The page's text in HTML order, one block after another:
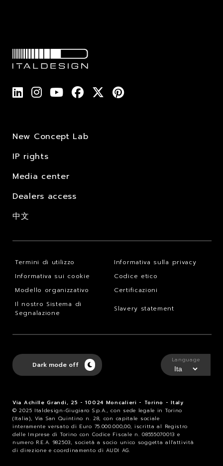
New Concept Lab
IP rights
Media center
Dealers access
中文
Termini di utilizzo
Informativa sulla privacy
Informativa sui cookie
Codice etico
Modello organizzativo
Certificazioni
Il nostro Sistema di
Segnalazione
Slavery statement
Via Achille Grandi, 25 - 10024 Moncalieri - Torino - Italy
© 2025 Italdesign-Giugiaro S.p.A., con sede legale in Torino
(Italia), Via San Quintino n. 28, con capitale sociale
interamente versato di Euro 75.000.000,00, iscritta al Registro
delle Imprese di Torino con Codice Fiscale n. 08555070013 e
numero R.E.A. 982503, società a socio unico soggetta all'attività
di direzione e coordinamento di AUDI AG.
Dark mode off
Language